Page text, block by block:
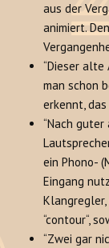
aus der
animiert.
“Dieser
man schon
erkennt, das
“Nach
ein Phono-
Eingang
“contour“,
“Zwei gar